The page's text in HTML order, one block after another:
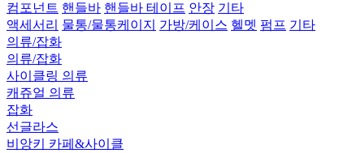
컴포넌트 핸들바 핸들바 테이프 안장 기타
액세서리 물통/물통케이지 가방/케이스 헬멧 펌프 기타
의류/잡화
의류/잡화
사이클링 의류
캐쥬얼 의류
잡화
선글라스
비앙키 카페&사이클